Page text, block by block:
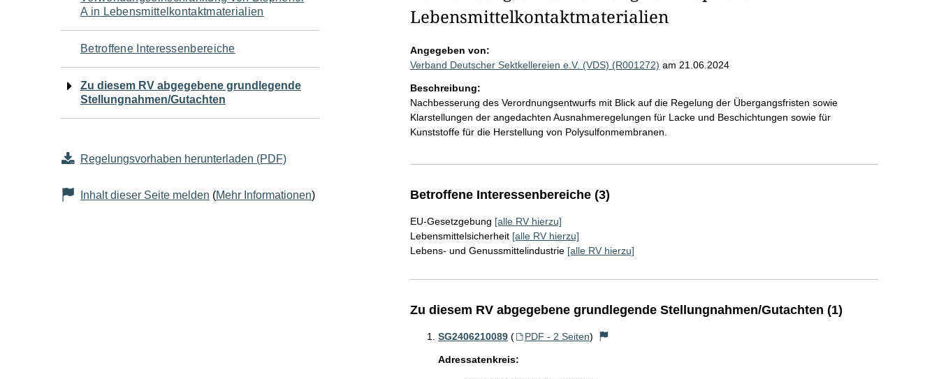
für
den
Seiteninhalt
A in Lebensmittelkontaktmaterialien
Betroffene Interessenbereiche
Zu diesem RV abgegebene grundlegende
Stellungnahmen/Gutachten
Regelungsvorhaben herunterladen (PDF)
Inhalt dieser Seite melden (Mehr Informationen)
Lebensmittelkontaktmaterialien
Angegeben von:
Verband Deutscher Sektkellereien e.V. (VDS) (R001272) am 21.06.2024
Beschreibung:
Nachbesserung des Verordnungsentwurfs mit Blick auf die Regelung der Übergangsfristen sowie
Klarstellungen der angedachten Ausnahmeregelungen für Lacke und Beschichtungen sowie für
Kunststoffe für die Herstellung von Polysulfonmembranen.
Betroffene Interessenbereiche (3)
EU-Gesetzgebung [alle RV hierzu]
Lebensmittelsicherheit [alle RV hierzu]
Lebens- und Genussmittelindustrie [alle RV hierzu]
Zu diesem RV abgegebene grundlegende Stellungnahmen/Gutachten (1)
SG2406210089 ( PDF - 2 Seiten)
Adressatenkreis: